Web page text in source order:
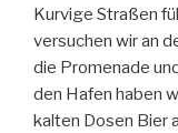
Kurvige Straßen
versuchen wir an
die Promenade
den Hafen haben
kalten Dosen Bier